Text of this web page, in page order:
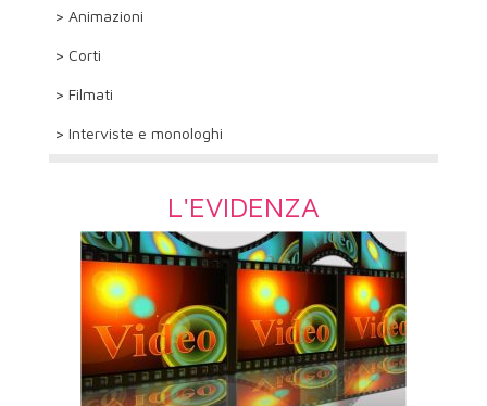
> Animazioni
> Corti
> Filmati
> Interviste e monologhi
L'EVIDENZA